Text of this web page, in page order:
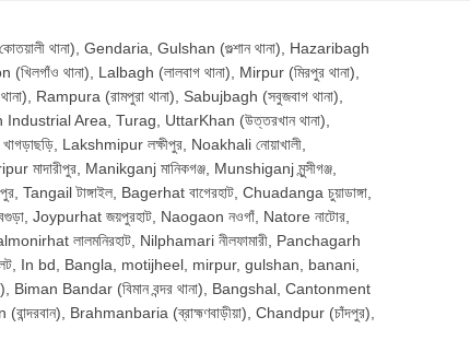
থানা), Gendaria, Gulshan (গুল্শান থানা), Hazaribagh
থানা), Lalbagh (লালবাগ থানা), Mirpur (মিরপুর থানা),
Rampura (রামপুরা থানা), Sabujbagh (সবুজবাগ থানা),
Industrial Area, Turag, UttarKhan (উত্তরখান থানা),
Lakshmipur লক্ষীপুর, Noakhali নোয়াখালী,
মাদারীপুর, Manikganj মানিকগঞ্জ, Munshiganj মুন্সীগঞ্জ,
টাঙ্গাইল, Bagerhat বাগেরহাট, Chuadanga চুয়াডাঙ্গা,
Joypurhat জয়পুরহাট, Naogaon নওগাঁ, Natore নাটোর,
লালমনিরহাট, Nilphamari নীলফামারী, Panchagarh
In bd, Bangla, motijheel, mirpur, gulshan, banani,
Bandar (বিমান বন্দর থানা), Bangshal, Cantonment
Brahmanbaria (ব্রাহ্মণবাড়ীয়া), Chandpur (চাঁদপুর),